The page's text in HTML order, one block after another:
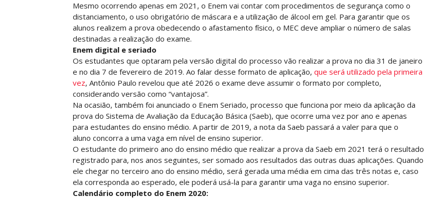
Mesmo ocorrendo apenas em 2021, o Enem vai contar com procedimentos de segurança como o
distanciamento, o uso obrigatório de máscara e a utilização de álcool em gel. Para garantir que os
alunos realizem a prova obedecendo o afastamento físico, o MEC deve ampliar o número de salas
destinadas a realização do exame.
Enem digital e seriado
Os estudantes que optaram pela versão digital do processo vão realizar a prova no dia 31 de janeiro
e no dia 7 de fevereiro de 2019. Ao falar desse formato de aplicação, que será utilizado pela primeira
vez, Antônio Paulo revelou que até 2026 o exame deve assumir o formato por completo,
considerando versão como “vantajosa”.
Na ocasião, também foi anunciado o Enem Seriado, processo que funciona por meio da aplicação da
prova do Sistema de Avaliação da Educação Básica (Saeb), que ocorre uma vez por ano e apenas
para estudantes do ensino médio. A partir de 2019, a nota da Saeb passará a valer para que o
aluno concorra a uma vaga em nível de ensino superior.
O estudante do primeiro ano do ensino médio que realizar a prova da Saeb em 2021 terá o resultado
registrado para, nos anos seguintes, ser somado aos resultados das outras duas aplicações. Quando
ele chegar no terceiro ano do ensino médio, será gerada uma média em cima das três notas e, caso
ela corresponda ao esperado, ele poderá usá-la para garantir uma vaga no ensino superior.
Calendário completo do Enem 2020: